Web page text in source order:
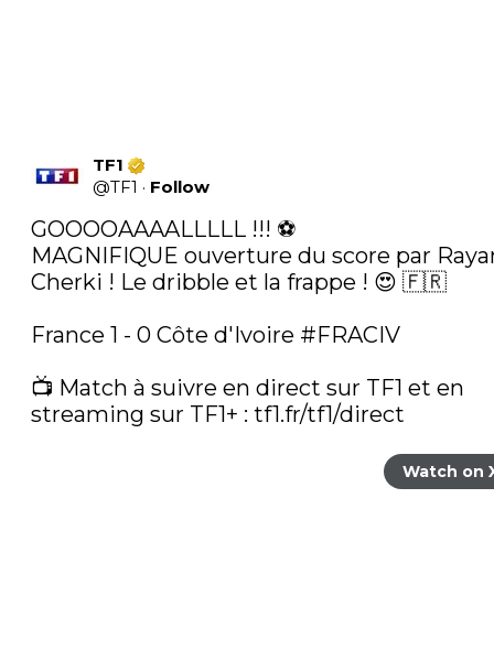
TF1
@TF1 · Follow
GOOOOAAAALLLLL !!! ⚽️
MAGNIFIQUE ouverture du score par
Cherki ! Le dribble et la frappe ! 😍 🇫🇷
France 1 - 0 Côte d'Ivoire #FRACIV
📺 Match à suivre en direct sur TF1 et en
streaming sur TF1+ : tf1.fr/tf1/direct
Watch on